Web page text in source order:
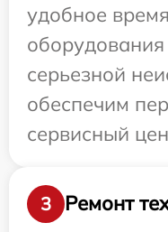
удобное
серьезной
обеспечим
сервисный
3 Ремонт